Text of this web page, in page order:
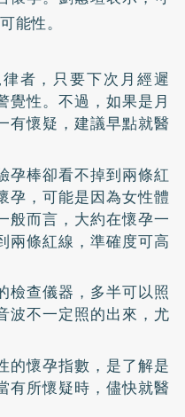
能性。
者，只要下次月經遲
覺性。不過，如果是月
有懷疑，建議早點就醫
孕棒卻看不掉到兩條紅
孕，可能是因為女性體
般而言，大約在懷孕一
兩條紅線，準確度可高
檢查儀器，多半可以照
波不一定照的出來，尤
的懷孕指數，是了解是
有所懷疑時，儘快就醫